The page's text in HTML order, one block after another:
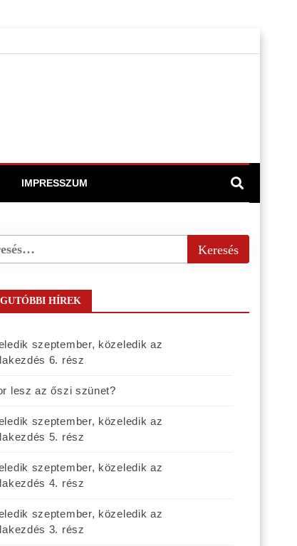
IMPRESSZUM
HÍREK
szeptember, közeledik az
6. rész
lesz az őszi szünet?
szeptember, közeledik az
5. rész
szeptember, közeledik az
4. rész
szeptember, közeledik az
3. rész